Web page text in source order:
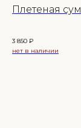
Плетеная
3 850 ₽